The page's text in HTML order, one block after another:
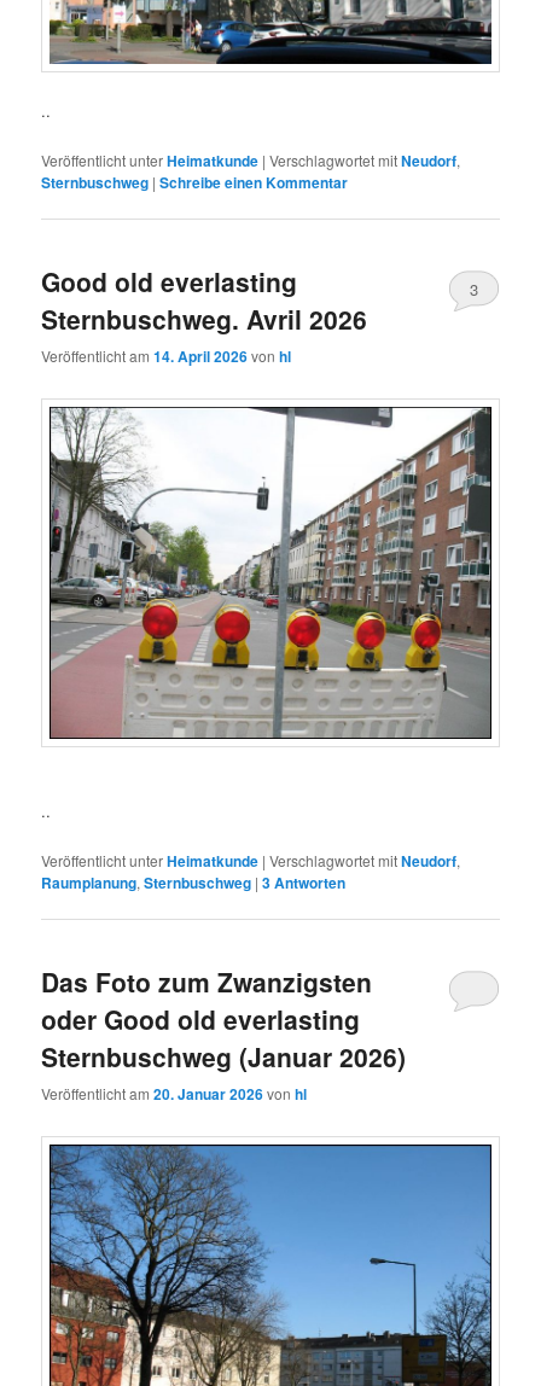
..
Veröffentlicht unterHeimatkunde |Verschlagwortet mitNeudorf,
Sternbuschweg |Schreibe einen Kommentar
Good old everlasting
Sternbuschweg. Avril 2026
Veröffentlicht am14. April 2026vonhl
3
..
Veröffentlicht unterHeimatkunde |Verschlagwortet mitNeudorf,
Raumplanung,Sternbuschweg |3Antworten
Das Foto zum Zwanzigsten
oder Good old everlasting
Sternbuschweg (Januar 2026)
Veröffentlicht am20. Januar 2026vonhl